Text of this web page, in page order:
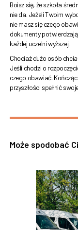
Boisz się, że szkoła
nie da. Jeżeli Twoim
nie masz się czego
dokumenty
każdej uczelni wyższej.
Chociaż dużo osób
Jeśli chodzi o
czego obawiać.
przyszłości spełnić
Może spodobać